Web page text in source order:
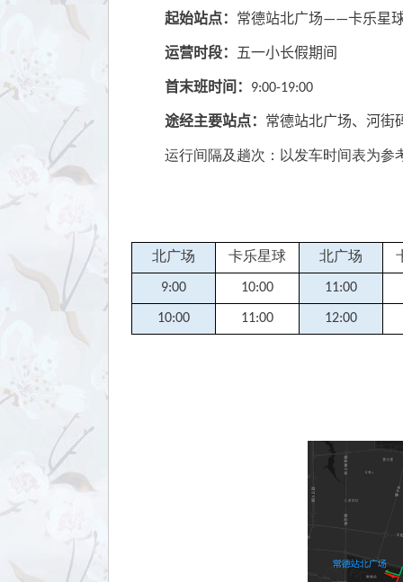
起始站点： 常德站北广场——卡乐星
运营时段： 五一小长假期间
首末班时间： 9:00-19:00
途经主要站点： 常德站北广场、河街
运行间隔及趟次：以发车时间表为参
北广场 卡乐星球 北广场
9:00 10:00 11:00
10:00 11:00 12:00